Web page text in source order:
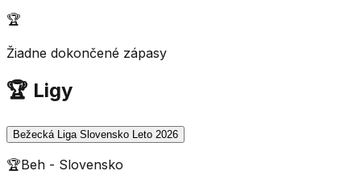
🏆
Žiadne dokončené zápasy
🏆 Ligy
Bežecká Liga Slovensko Leto 2026
🏆Beh - Slovensko